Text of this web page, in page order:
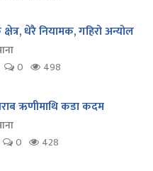
धेरै नियामक, गहिरो अन्योल
0 498
ऋणीमाथि कडा कदम
0 428